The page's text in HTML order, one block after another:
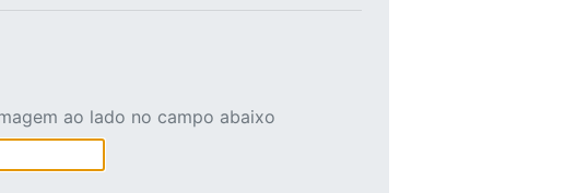
ao lado no campo abaixo